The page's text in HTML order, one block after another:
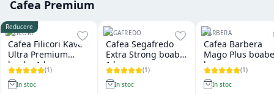
Cafea Premium
Reducere
FILICORI
Cafea Filicori Kave
Ultra Premium
boabe 1 kg
(1)
In stoc
SEGAFREDO
Cafea Segafredo
Extra Strong boabe
1 kg
(1)
In stoc
BARBERA
Cafea Barbera
Mago Plus
kg
(1)
In stoc